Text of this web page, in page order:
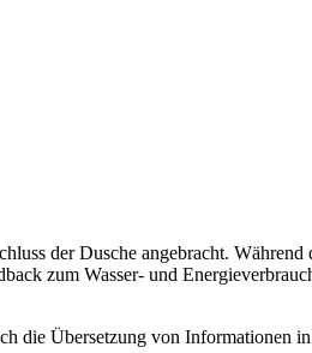
der Dusche angebracht.
zum Wasser- und
die Übersetzung von Informationen